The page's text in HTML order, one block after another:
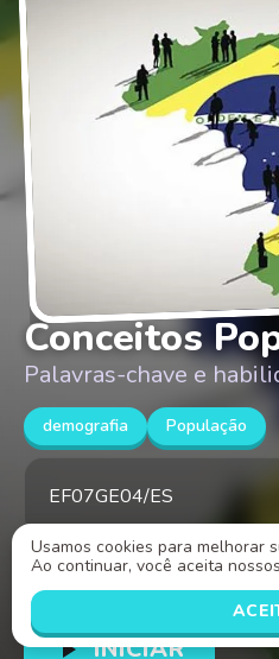
Conceitos
Palavras-chave e
demografia População
EF07GE04/ES
Criado por
Rafael Filipe dos Santos
INICIAR
Usamos cookies para melhorar
Ao continuar, você aceita nossos